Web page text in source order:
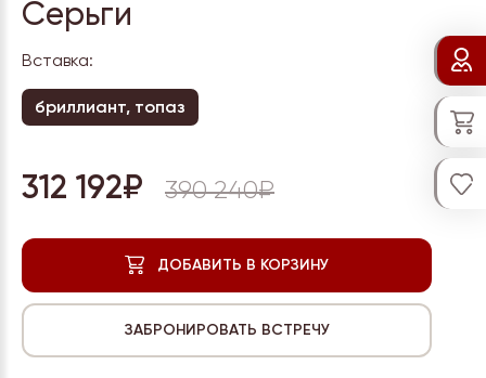
Серьги
Вставка:
бриллиант, топаз
312 192₽ 390 240₽